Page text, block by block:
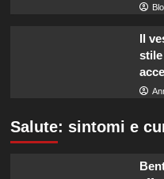
Il
stile
Salute: sintomi e